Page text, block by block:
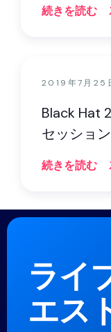
続きを読む
2019年7月25
Black Hat
セッション
続きを読む
ライ
エス